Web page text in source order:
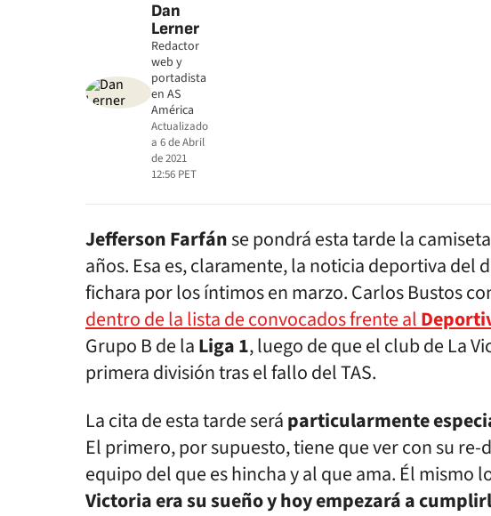
Dan
Lerner
Redactor
web y
portadista
en AS
América
Actualizado
a 6 de Abril
de 2021
12:56 PET
Jefferson Farfánse pondrá esta tarde la
años. Esa es, claramente, la noticia deportiva del
fichara por los íntimos en marzo. Carlos Bustos
dentro de la lista de convocados frente al
Grupo B de laLiga 1, luego de que el club de La
primera división tras el fallo del TAS.
La cita de esta tarde seráparticularmente
El primero, por supuesto, tiene que ver con su
equipo del que es hincha y al que ama. Él mismo
Victoria era su sueño y hoy empezará a